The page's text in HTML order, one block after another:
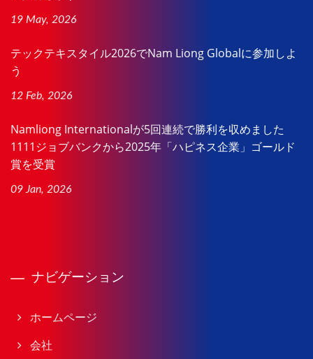
19 May, 2026
テックテキスタイル2026でNam Liong Globalに参加しよ
う
12 Feb, 2026
Namliong Internationalが5回連続で勝利を収めました
1111ジョブバンクから2025年「ハピネス企業」ゴールド
賞を受賞
09 Jan, 2026
ナビゲーション
ホームページ
会社